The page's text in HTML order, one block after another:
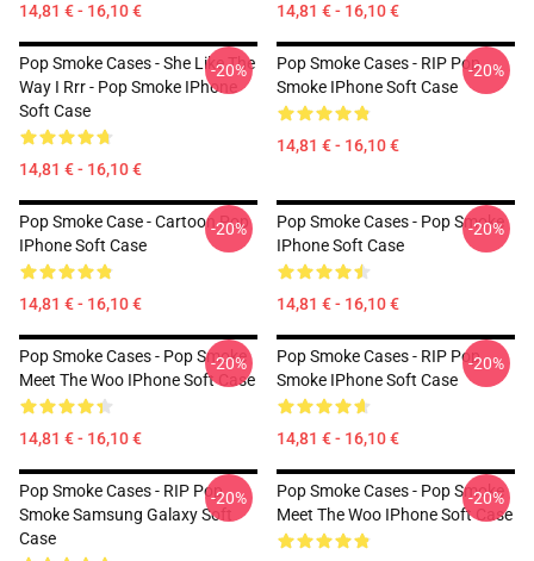
14,81 € - 16,10 € 14,81 € - 16,10 €
Pop Smoke Cases - She Like The
Way I Rrr - Pop Smoke IPhone
Soft Case
14,81 € - 16,10 €
-20%
Pop Smoke Cases - RIP Pop
Smoke IPhone Soft Case
14,81 € - 16,10 €
-20%
Pop Smoke Case - Cartoon Pop
IPhone Soft Case
14,81 € - 16,10 €
-20%
Pop Smoke Cases - Pop Smoke
IPhone Soft Case
14,81 € - 16,10 €
-20%
Pop Smoke Cases - Pop Smoke
Meet The Woo IPhone Soft Case
14,81 € - 16,10 €
-20%
Pop Smoke Cases - RIP Pop
Smoke IPhone Soft Case
14,81 € - 16,10 €
-20%
Pop Smoke Cases - RIP Pop
Smoke Samsung Galaxy Soft
Case
-20%
Pop Smoke Cases - Pop Smoke
Meet The Woo IPhone Soft Case
-20%